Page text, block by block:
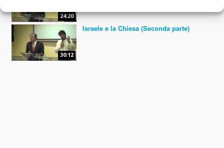
24:20
30:12
Israele e la Chiesa (Seconda parte)